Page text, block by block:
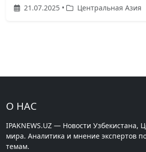
21.07.2025 • Центральная Азия
О НАС
IPAKNEWS.UZ — Новости Узбекистана,
мира. Аналитика и мнение экспертов
темам.